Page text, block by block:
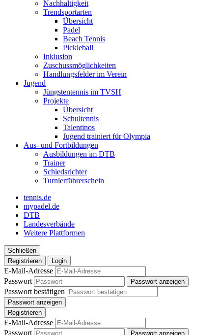
Nachhaltigkeit
Trendsportarten
Übersicht
Padel
Beach Tennis
Pickleball
Inklusion
Zuschussmöglichkeiten
Handlungsfelder im Verein
Jugend
Jüngstentennis im TVSH
Projekte
Übersicht
Schultennis
Talentinos
Jugend trainiert für Olympia
Aus- und Fortbildungen
Ausbildungen im DTB
Trainer
Schiedsrichter
Turnierführerschein
tennis.de
mypadel.de
DTB
Landesverbände
Weitere Plattformen
Schließen
Registrieren
Login
E-Mail-Adresse
Passwort
Passwort anzeigen
Passwort bestätigen
Passwort anzeigen
Registrieren
E-Mail-Adresse
Passwort
Passwort anzeigen